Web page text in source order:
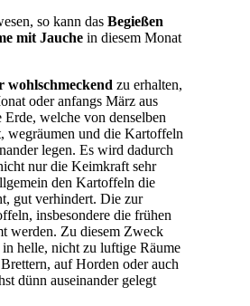
so kann das Begießen
mit Jauche in diesem Monat
wohlschmeckend zu erhalten,
oder anfangs März aus
welche von denselben
wegräumen und die Kartoffeln
legen. Es wird dadurch
nur die Keimkraft sehr
den Kartoffeln die
gut verhindert. Die zur
insbesondere die frühen
werden. Zu diesem Zweck
helle, nicht zu luftige Räume
auf Horden oder auch
dünn auseinander gelegt